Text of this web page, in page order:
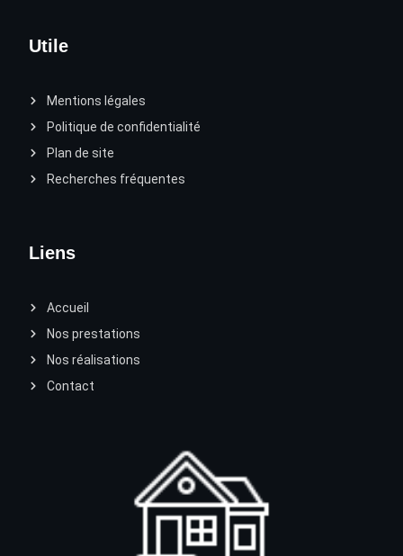
Liens
Accueil
Nos prestations
Nos réalisations
Contact
Utile
Mentions légales
Politique de confidentialité
Plan de site
Recherches fréquentes